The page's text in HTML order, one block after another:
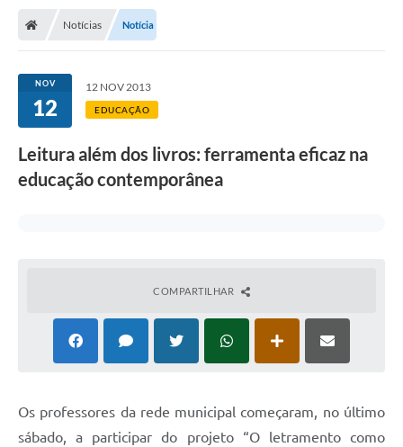
Turismo
Editais
Ouvidoria
Notícias
Notícias Notícia
NOV
12
12 NOV 2013
EDUCAÇÃO
Leitura além dos livros: ferramenta eficaz na
educação contemporânea
COMPARTILHAR
Os professores da rede municipal começaram, no último
sábado, a participar do projeto “O letramento como